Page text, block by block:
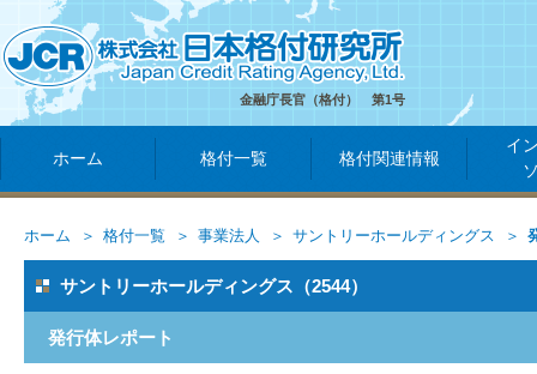
金融庁長官（格付） 第1号
ホーム 格付一覧 格付関連情報
イ
ホーム 格付一覧 事業法人 サントリーホールディングス
サントリーホールディングス（2544）
発行体レポート